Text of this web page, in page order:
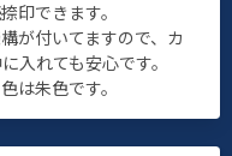
印できます。
が付いてますので、カ
入れても安心です。
は朱色です。